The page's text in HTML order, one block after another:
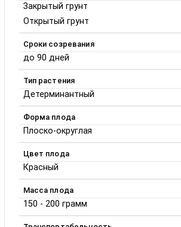
Закрытый грунт
Открытый грунт
Сроки созревания
до 90 дней
Тип растения
Детерминантный
Форма плода
Плоско-округлая
Цвет плода
Красный
Масса плода
150 - 200 грамм